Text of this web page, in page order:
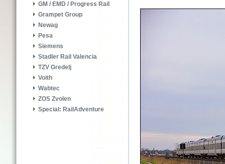
GM / EMD / Progress Rail
Grampet Group
Newag
Pesa
Siemens
Stadler Rail Valencia
TZV Gredelj
Voith
Wabtec
ZOS Zvolen
Special: RailAdventure